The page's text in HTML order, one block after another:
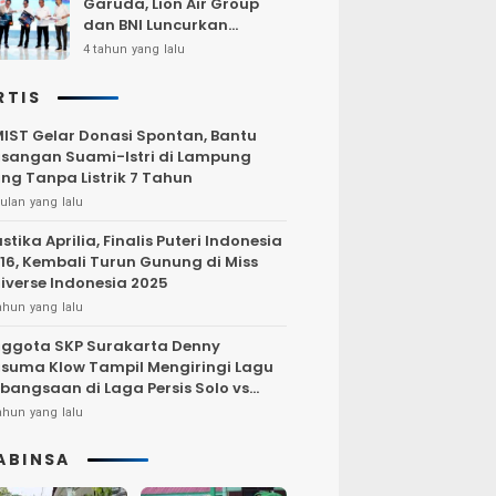
dan BNI Luncurkan
Program Terbang Hemat
4 tahun yang lalu
Gelar Donasi Spontan, Bantu
Suami-Istri di Lampung
Tanpa Listrik 7 Tahun
yang lalu
Aprilia, Finalis Puteri Indonesia
Kembali Turun Gunung di Miss
Indonesia 2025
yang lalu
SKP Surakarta Denny
Klow Tampil Mengiringi Lagu
di Laga Persis Solo vs
Jakarta
yang lalu